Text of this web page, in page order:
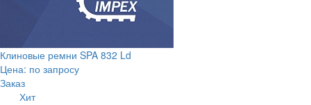
Клиновые ремни SPA 832 Ld
Цена: по запросу
Заказ
Хит